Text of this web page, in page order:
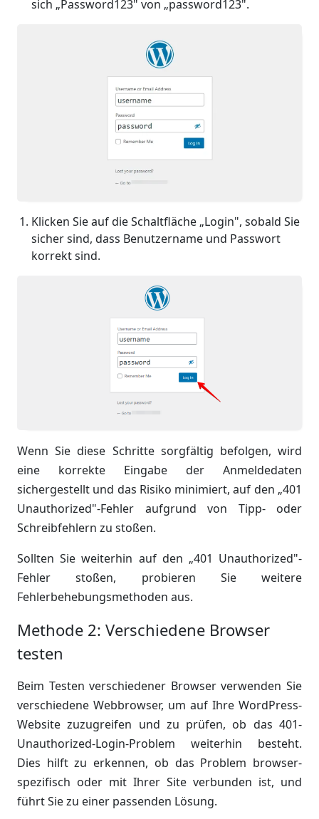
sich „Password123" von „password123".
Klicken Sie auf die Schaltfläche „Login", sobald Sie
sicher sind, dass Benutzername und Passwort
korrekt sind.
Wenn Sie diese Schritte sorgfältig befolgen, wird
eine korrekte Eingabe der Anmeldedaten
sichergestellt und das Risiko minimiert, auf den „401
Unauthorized"-Fehler aufgrund von Tipp- oder
Schreibfehlern zu stoßen.
Sollten Sie weiterhin auf den „401 Unauthorized"-
Fehler stoßen, probieren Sie weitere
Fehlerbehebungsmethoden aus.
Methode 2: Verschiedene Browser
testen
Beim Testen verschiedener Browser verwenden Sie
verschiedene Webbrowser, um auf Ihre WordPress-
Website zuzugreifen und zu prüfen, ob das 401-
Unauthorized-Login-Problem weiterhin besteht.
Dies hilft zu erkennen, ob das Problem browser-
spezifisch oder mit Ihrer Site verbunden ist, und
führt Sie zu einer passenden Lösung.